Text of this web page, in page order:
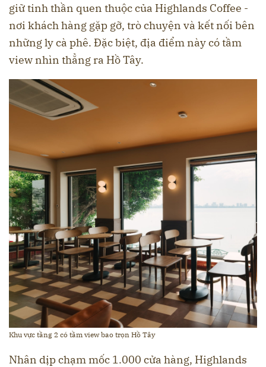
giữ tinh thần quen thuộc của Highlands Coffee -
nơi khách hàng gặp gỡ, trò chuyện và kết nối bên
những ly cà phê. Đặc biệt, địa điểm này có tầm
view nhìn thẳng ra Hồ Tây.
Khu vực tầng 2 có tầm view bao trọn Hồ Tây
Nhân dịp chạm mốc 1.000 cửa hàng, Highlands